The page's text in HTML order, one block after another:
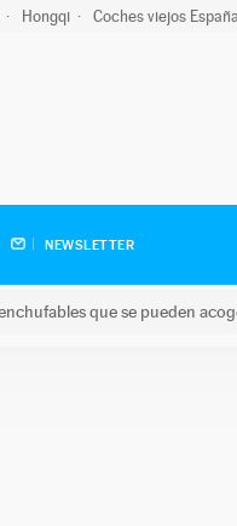
Hongqi Coches viejos España
NEWSLETTER
que se pueden